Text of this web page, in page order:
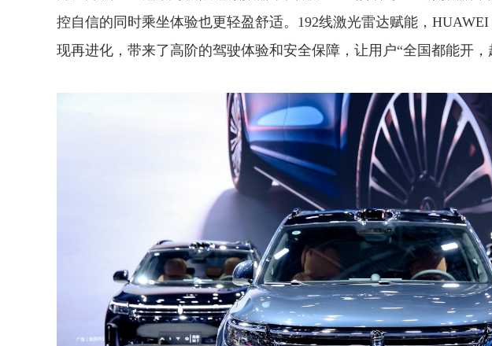
控自信的同时乘坐体验也更轻盈舒适。192线激光雷达赋能，
现再进化，带来了高阶的驾驶体验和安全保障，让用户“全国都能开，